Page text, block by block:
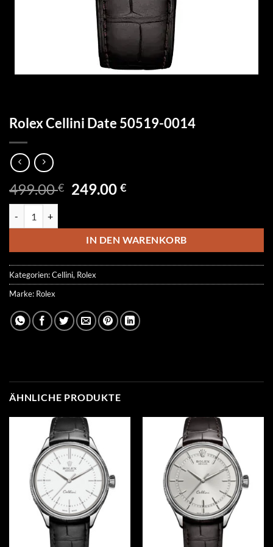
Rolex Cellini Date 50519-0014
499.00€ Ursprünglicher
499.00 €
249.00€Aktueller
249.00 €.
IN DEN WARENKORB
Kategorien:Cellini, Rolex
Marke: Rolex
ÄHNLICHE PRODUKTE